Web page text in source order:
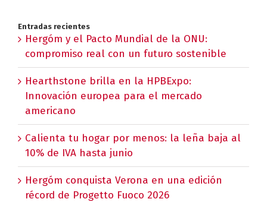
Entradas recientes
Hergóm y el Pacto Mundial de la ONU:
compromiso real con un futuro sostenible
Hearthstone brilla en la HPBExpo:
Innovación europea para el mercado
americano
Calienta tu hogar por menos: la leña baja al
10% de IVA hasta junio
Hergóm conquista Verona en una edición
récord de Progetto Fuoco 2026